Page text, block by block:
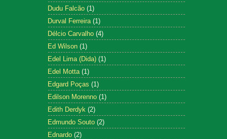
Dudu Falcão (1)
Durval Ferreira (1)
Délcio Carvalho (4)
Ed Wilson (1)
Edel Lima (Dida) (1)
Edel Motta (1)
Edgard Poças (1)
Edilson Morenno (1)
Edith Derdyk (2)
Edmundo Souto (2)
Ednardo (2)